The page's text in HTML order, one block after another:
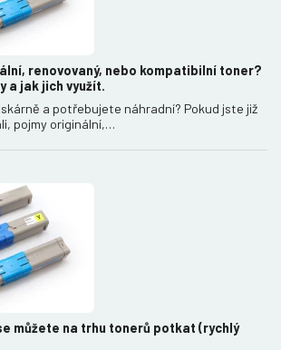
renovovaný, nebo kompatibilní toner?
a jak jich využít.
a potřebujete náhradní? Pokud jste již
pojmy originální,…
můžete na trhu tonerů potkat (rychlý